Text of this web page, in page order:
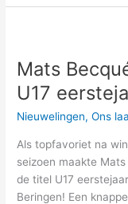
Mats
U17
Nieuwelingen,Ons
Als topfavoriet na
seizoen maakte
de titel U17
Beringen! Een
Belgisch
Kampioen
U17
eerstejaars